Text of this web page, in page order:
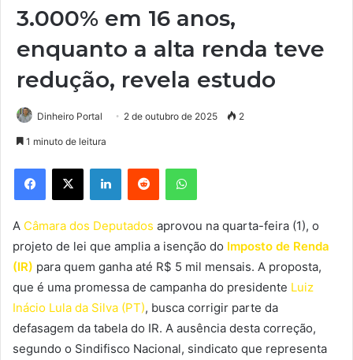
3.000% em 16 anos,
enquanto a alta renda teve
redução, revela estudo
Dinheiro Portal 2 de outubro de 2025 2
1 minuto de leitura
Facebook
X LinkedinReddit WhatsApp
A Câmara dos Deputados aprovou na quarta-feira (1), o
projeto de lei que amplia a isenção do Imposto de Renda
(IR) para quem ganha até R$ 5 mil mensais. A proposta,
que é uma promessa de campanha do presidente Luiz
Inácio Lula da Silva (PT), busca corrigir parte da
defasagem da tabela do IR. A ausência desta correção,
segundo o Sindifisco Nacional, sindicato que representa